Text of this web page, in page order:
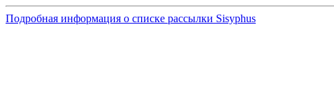
Подробная информация о списке рассылки Sisyphus